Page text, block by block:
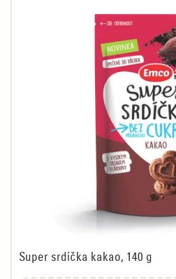
Super srdíčka kakao, 140 g